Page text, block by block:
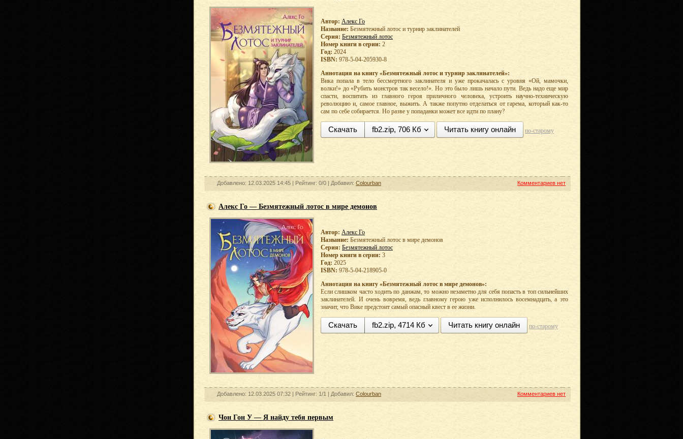
Автор: Алекс Го
Название: Безмятежный лотос и турнир заклинателей
Серия: Безмятежный лотос
Номер книги в серии: 2
Год: 2024
ISBN: 978-5-04-205930-8
Аннотация на книгу «Безмятежный лотос и турнир заклинателей»:
Вика попала в тело бессмертного заклинателя и уже прокачалась с уровня «Ой, мамочки,
волки!» до «Рубить монстров так весело!». Но это было лишь начало пути. Ведь надо еще мир
спасти, воспитать из главного героя приличного человека, устроить научно-техническую
революцию и, самое главное, выжить. А также попутно отделаться от гарема, который как-то
сам по себе собирается. Но разве у попаданки может все идти по плану?
Скачать fb2.zip, 706 Кб Читать книгу онлайн по-старому
Добавлено: 12.03.2025 14:45 | Рейтинг: 0/0 | Добавил: Colourban Комментариев нет
Алекс Го — Безмятежный лотос в мире демонов
Автор: Алекс Го
Название: Безмятежный лотос в мире демонов
Серия: Безмятежный лотос
Номер книги в серии: 3
Год: 2025
ISBN: 978-5-04-218905-0
Аннотация на книгу «Безмятежный лотос в мире демонов»:
Если слишком часто ходить по данжам, то можно незаметно для себя попасть в топ сильнейших
заклинателей. И очень вовремя, ведь главному герою уже исполнилось восемнадцать, а это
значит, что Вике предстоит самый опасный квест в ее жизни.
Скачать fb2.zip, 4714 Кб Читать книгу онлайн по-старому
Добавлено: 12.03.2025 07:32 | Рейтинг: 1/1 | Добавил: Colourban Комментариев нет
Чон Гон У — Я найду тебя первым